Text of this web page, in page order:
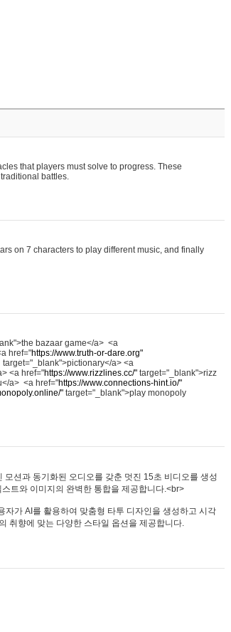
that players must solve to progress. These
battles.
on 7 characters to play different music, and finally
bazaar game</a> <a
href="https://www.truth-or-dare.org"
target="_blank">pictionary</a> <a
<a href="https://www.rizzlines.cc/" target="_blank">rizz
a> <a href="https://www.connections-hint.io/"
" target="_blank">play monopoly
션과 동기화된 오디오를 갖춘 멋진 15초 비디오를 생성
트와 이미지의 완벽한 통합을 제공합니다.<br>
자가 AI를 활용하여 맞춤형 타투 디자인을 생성하고 시각
취향에 맞는 다양한 스타일 옵션을 제공합니다.